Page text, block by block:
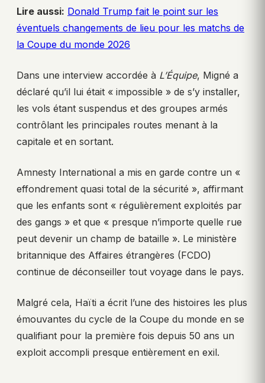
Lire aussi: Donald Trump fait le point sur les
éventuels changements de lieu pour les matchs de
la Coupe du monde 2026
Dans une interview accordée à L’Équipe, Migné a
déclaré qu’il lui était « impossible » de s’y installer,
les vols étant suspendus et des groupes armés
contrôlant les principales routes menant à la
capitale et en sortant.
Amnesty International a mis en garde contre un «
effondrement quasi total de la sécurité », affirmant
que les enfants sont « régulièrement exploités par
des gangs » et que « presque n’importe quelle rue
peut devenir un champ de bataille ». Le ministère
britannique des Affaires étrangères (FCDO)
continue de déconseiller tout voyage dans le pays.
Malgré cela, Haïti a écrit l’une des histoires les plus
émouvantes du cycle de la Coupe du monde en se
qualifiant pour la première fois depuis 50 ans un
exploit accompli presque entièrement en exil.